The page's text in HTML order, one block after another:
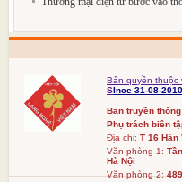
Bản quyền thuộc
SInce 31-08-2010
Ban truyền
Phụ trách biên
Địa chỉ: T 16 Hàn
Văn phòng 1:
Hà Nội
Văn phòng 2: